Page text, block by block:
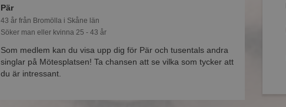
Pär
43 år från Bromölla i Skåne län
Söker man eller kvinna 25 - 43 år
Som medlem kan du visa upp dig för Pär och tusentals andra
singlar på Mötesplatsen! Ta chansen att se vilka som tycker att
du är intressant.